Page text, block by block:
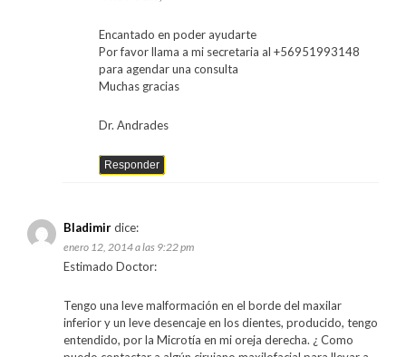
Encantado en poder ayudarte
Por favor llama a mi secretaria al +56951993148
para agendar una consulta
Muchas gracias
Dr. Andrades
Responder
Bladimirdice:
enero 12, 2014 a las 9:22 pm
Estimado Doctor:
Tengo una leve malformación en el borde del maxilar
inferior y un leve desencaje en los dientes, producido, tengo
entendido, por la Microtía en mi oreja derecha. ¿ Como